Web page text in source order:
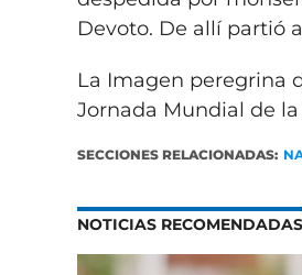
Devoto. De allí partió
La Imagen peregrina
Jornada Mundial de
SECCIONES RELACIONADAS:
NOTICIAS RECOMENDADAS